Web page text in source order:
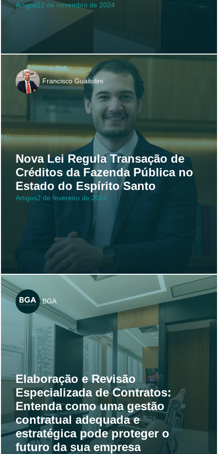
Artigos12 de novembro de 2024
Francisco Guaitolini
Nova Lei Regula Transação de
Créditos da Fazenda Pública no
Estado do Espírito Santo
Artigos2 de fevereiro de 2024
BGA
Elaboração e Revisão
Especializada de Contratos:
Entenda como uma gestão
contratual adequada e
estratégica pode proteger o
futuro da sua empresa